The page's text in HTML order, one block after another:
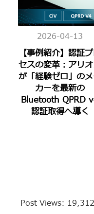
2026-04-13
【事例紹介】認証
セスの変革：アリ
が「経験ゼロ」の
カーを最新の
Bluetooth QPRD
認証取得へ導く
Post Views: 19,312